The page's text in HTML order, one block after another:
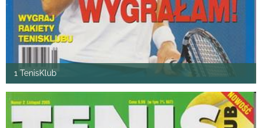
1 TenisKlub